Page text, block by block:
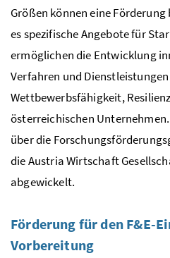
Größen können eine
es spezifische Angebote für
ermöglichen die Entwicklung
Verfahren und
Wettbewerbsfähigkeit,
österreichischen
über die
die Austria Wirtschaft
abgewickelt.
Förderung für den F&E-
Vorbereitung